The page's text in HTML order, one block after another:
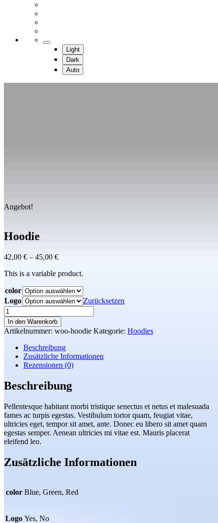
Light
Dark
Auto
Angebot!
Hoodie
42,00 € – 45,00 €Preisspanne:
bis
This is a variable product.
color
Logo
Zurücksetzen
Hoodie
Menge
In den Warenkorb
Artikelnummer: woo-hoodie Kategorie: Hoodies
Beschreibung
Zusätzliche Informationen
Rezensionen (0)
Beschreibung
Pellentesque habitant morbi tristique senectus et netus et malesuada
fames ac turpis egestas. Vestibulum tortor quam, feugiat vitae,
ultricies eget, tempor sit amet, ante. Donec eu libero sit amet quam
egestas semper. Aenean ultricies mi vitae est. Mauris placerat
eleifend leo.
Zusätzliche Informationen
color Blue, Green, Red
Logo Yes, No